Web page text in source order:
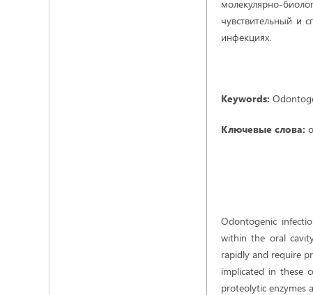
молекулярно-
чувствительный и
инфекциях.
Keywords:
Ключевые слова:
Odontogenic
within the oral
rapidly and require
implicated in these
proteolytic enzymes